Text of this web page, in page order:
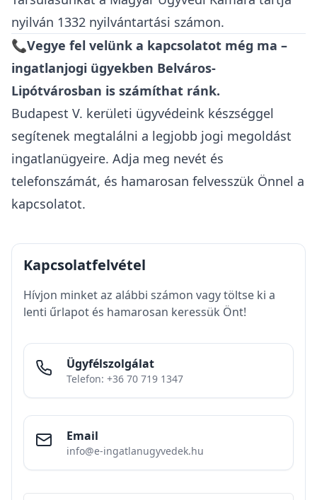
nyilván 1332 nyilvántartási számon.
📞Vegye fel velünk a kapcsolatot még ma –
ingatlanjogi ügyekben Belváros-
Lipótvárosban is számíthat ránk.
Budapest V. kerületi ügyvédeink készséggel
segítenek megtalálni a legjobb jogi megoldást
ingatlanügyeire. Adja meg nevét és
telefonszámát, és hamarosan felvesszük Önnel a
kapcsolatot.
Kapcsolatfelvétel
Hívjon minket az alábbi számon vagy töltse ki a
lenti űrlapot és hamarosan keressük Önt!
Ügyfélszolgálat
Telefon: +36 70 719 1347
Email
info@e-ingatlanugyvedek.hu